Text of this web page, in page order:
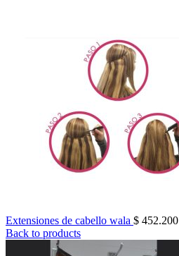
Extensiones de cabello wala $ 452.200
Back to products